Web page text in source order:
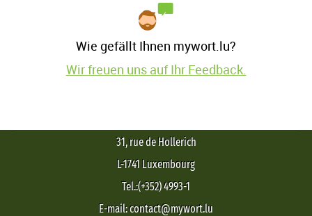
Wie gefällt Ihnen mywort.lu?
Wir freuen uns auf Ihr Feedback.
31, rue de Hollerich
L-1741 Luxembourg
Tel.:(+352) 4993-1
E-mail: contact@mywort.lu